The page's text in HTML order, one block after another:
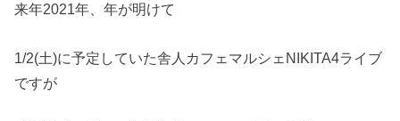
来年2021年、年が明けて
1/2(土)に予定していた舎人カフェマルシェNIKITA4ライブ
ですが